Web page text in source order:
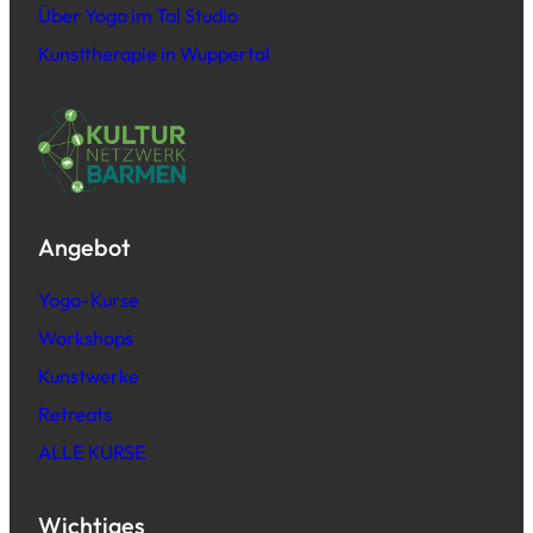
Über Yoga im Tal Studio
Kunsttherapie in Wuppertal
Angebot
Yoga-Kurse
Workshops
Kunstwerke
Retreats
ALLE KURSE
Wichtiges